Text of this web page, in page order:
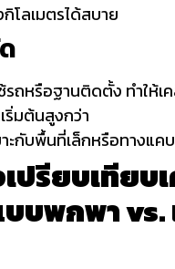
กิโลเมตรได้สบาย
รถหรือฐานติดตั้ง ทำให้เ
ริ่มต้นสูงกว่า
าะกับพื้นที่เล็กหรือทางแคบ
เปรียบเทียบ
บบพกพา